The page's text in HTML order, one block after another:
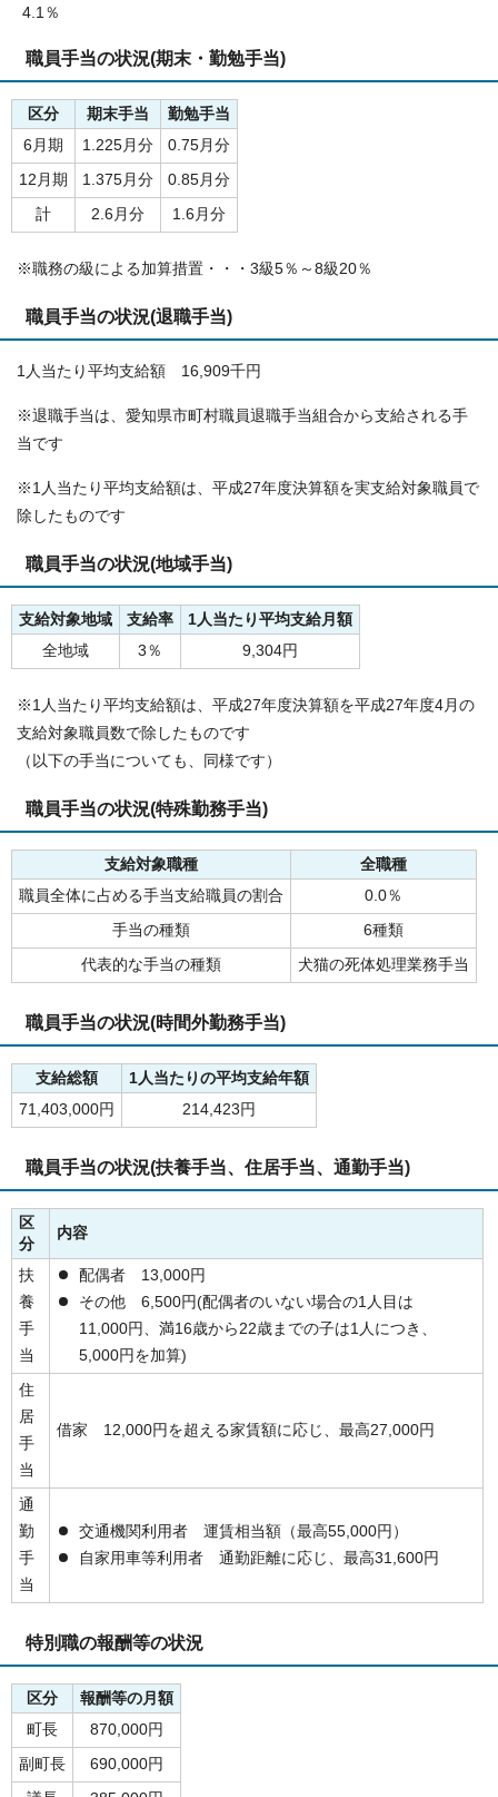
4.1％
職員手当の状況(期末・勤勉手当)
区分 期末手当
勤勉手当
6月期
1.225月分 0.75月分
12月期 1.375月分 0.85月分
計 2.6月分 1.6月分
※職務の級による加算措置・・・3級5％～8級20％
職員手当の状況(退職手当)
1人当たり平均支給額 16,909千円
※退職手当は、愛知県市町村職員退職手当組合から支給される手
当です
※1人当たり平均支給額は、平成27年度決算額を実支給対象職員で
除したものです
職員手当の状況(地域手当)
支給対象地域 支給率
1人当たり平均支給月額
全地域
3％ 9,304円
※1人当たり平均支給額は、平成27年度決算額を平成27年度4月の
支給対象職員数で除したものです
（以下の手当についても、同様です）
職員手当の状況(特殊勤務手当)
支給対象職種
全職種
職員全体に占める手当支給職員の割合
0.0％
手当の種類 6種類
代表的な手当の種類 犬猫の死体処理業務手当
職員手当の状況(時間外勤務手当)
支給総額
1人当たりの平均支給年額
71,403,000円
214,423円
職員手当の状況(扶養手当、住居手当、通勤手当)
区
分
内容
扶
養
手
当
配偶者 13,000円
その他 6,500円(配偶者のいない場合の1人目は
11,000円、満16歳から22歳までの子は1人につき、
5,000円を加算)
住
居
手
当
借家 12,000円を超える家賃額に応じ、最高27,000円
通
勤
手
当
交通機関利用者 運賃相当額（最高55,000円）
自家用車等利用者 通勤距離に応じ、最高31,600円
特別職の報酬等の状況
区分
報酬等の月額
町長
870,000円
副町長 690,000円